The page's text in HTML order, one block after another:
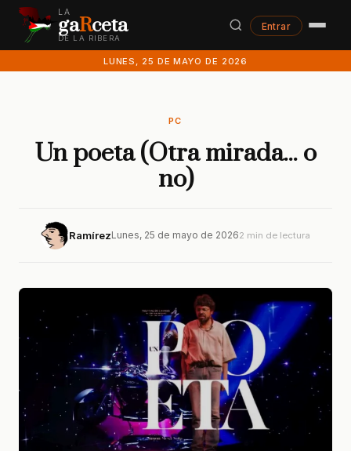
LA
gaRceta
DE LA RIBERA
Entrar
LUNES, 25 DE MAYO DE 2026
PC
Un poeta (Otra mirada... o
no)
RamírezLunes, 25 de mayo de 20262 min de lectura